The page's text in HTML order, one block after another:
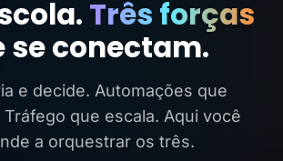
Três forças
se conectam.
e decide. Automações que
que escala. Aqui você
a orquestrar os três.